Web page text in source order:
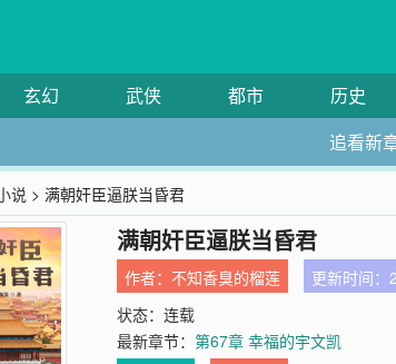
玄幻 武侠 都市 历史
追看新
说 > 满朝奸臣逼朕当昏君
满朝奸臣逼朕当昏君
作者： 不知香臭的榴莲 更新时间
状态：连载
最新章节：第67章 幸福的宇文凯